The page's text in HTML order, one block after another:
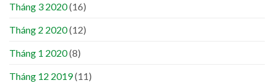
Tháng 3 2020(16)
Tháng 2 2020(12)
Tháng 1 2020(8)
Tháng 12 2019(11)